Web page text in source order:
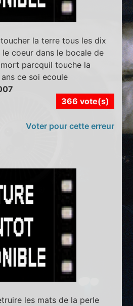
la terre tous les dix
coeur dans le bocale de
parcquil touche la
ce soi ecoule
366 vote(s)
Voter pour cette erreur
les mats de la perle